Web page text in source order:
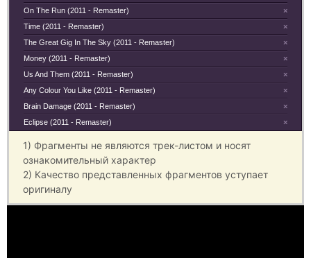
×
On The Run (2011 - Remaster)
×
Time (2011 - Remaster)
×
The Great Gig In The Sky (2011 - Remaster)
×
Money (2011 - Remaster)
×
Us And Them (2011 - Remaster)
×
Any Colour You Like (2011 - Remaster)
×
Brain Damage (2011 - Remaster)
×
Eclipse (2011 - Remaster)
1) Фрагменты не являются трек-листом и носят
ознакомительный характер
2) Качество представленных фрагментов уступает
оригиналу